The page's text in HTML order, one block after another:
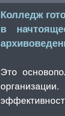
Колледж
в
Это